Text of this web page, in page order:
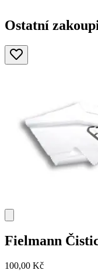
Ostatní
Fielmann
100,00 Kč